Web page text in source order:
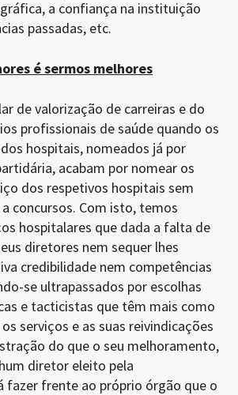
a confiança na instituição
passadas, etc.
é sermos melhores
de valorização de carreiras e do
profissionais de saúde quando os
hospitais, nomeados já por
acabam por nomear os
dos respetivos hospitais sem
concursos. Com isto, temos
hospitalares que dada a falta de
diretores nem sequer lhes
credibilidade nem competências
se ultrapassados por escolhas
e tacticistas que têm mais como
serviços e as suas reivindicações
do que o seu melhoramento,
diretor eleito pela
fazer frente ao próprio órgão que o